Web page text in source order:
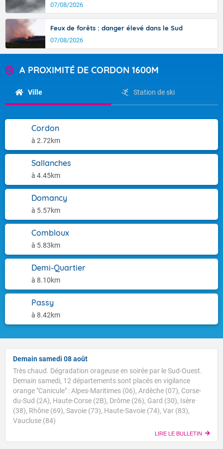
07/08/2026
Feux de forêts : danger élevé dans le Sud
07/08/2026
A PROXIMITÉ DE CORDON 1600M
Ville Station de ski
Cordon
à 2.72km
Sallanches
à 4.45km
Domancy
à 5.57km
Combloux
à 5.83km
Demi-Quartier
à 8.10km
Passy
à 8.42km
Demain samedi 08 août
Très chaud. Dégradation orageuse en soirée par le Sud-Ouest.
Demain samedi, 12 départements sont placés en vigilance
orange "Canicule" : Alpes-Maritimes (06), Ardèche (07), Corse-
du-Sud (2A), Haute-Corse (2B), Drôme (26), Gard (30), Isère
(38), Rhône (69), Savoie (73), Haute-Savoie (74), Var (83),
Vaucluse (84)
LIRE LE BULLETIN